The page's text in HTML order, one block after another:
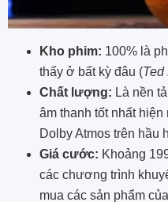
Kho phim: 100% là
thấy ở bất kỳ đâu (Ted
Chất lượng: Là nền
âm thanh tốt nhất
Dolby Atmos trên hầu
Giá cước: Khoảng
các chương trình
mua các sản phẩm